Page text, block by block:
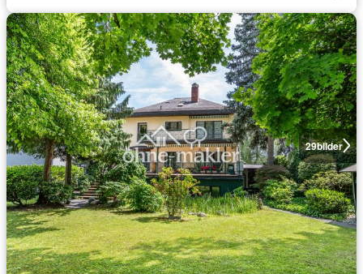
29bilder